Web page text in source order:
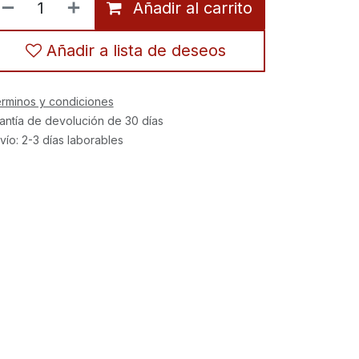
Añadir al carrito
Añadir a lista de deseos
y condiciones
de devolución de 30 días
2-3 días laborables